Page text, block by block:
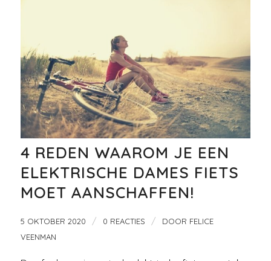
4 REDEN WAAROM JE EEN
ELEKTRISCHE DAMES FIETS
MOET AANSCHAFFEN!
5 OKTOBER 2020 / 0 REACTIES / DOOR FELICE
VEENMAN